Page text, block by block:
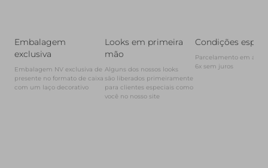
Embalagem
exclusiva
Embalagem NV exclusiva de
presente no formato de caixa
com um laço decorativo
Looks em primeira
mão
Alguns dos nossos looks
são liberados primeiramente
para clientes especiais como
você no nosso site
Condições
Parcelamento em até
6x sem juros